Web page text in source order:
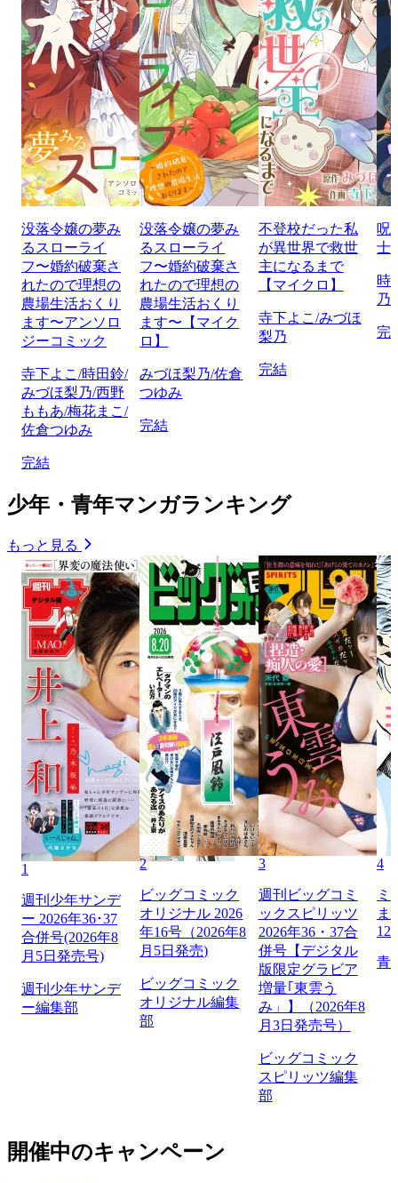
没落令嬢の夢み
るスローライ
フ〜婚約破棄さ
れたので理想の
農場生活おくり
ます〜アンソロ
ジーコミック
寺下よこ/時田鈴/
みづほ梨乃/西野
ももあ/梅花まこ/
佐倉つゆみ
完結
没落令嬢の夢み
るスローライ
フ〜婚約破棄さ
れたので理想の
農場生活おくり
ます〜【マイク
ロ】
みづほ梨乃/佐倉
つゆみ
完結
不登校だった私
が異世界で救世
主になるまで
【マイクロ】
寺下よこ/みづほ
梨乃
完結
呪
士
時
乃
完
少年・青年マンガランキング
もっと見る
1
週刊少年サンデ
ー 2026年36･37
合併号(2026年8
月5日発売号)
週刊少年サンデ
ー編集部
2
ビッグコミック
オリジナル 2026
年16号（2026年8
月5日発売)
ビッグコミック
オリジナル編集
部
3
週刊ビッグコミ
ックスピリッツ
2026年36・37合
併号【デジタル
版限定グラビア
増量｢東雲う
み」】（2026年8
月3日発売号）
ビッグコミック
スピリッツ編集
部
4
ミ
ま
129
青
開催中のキャンペーン